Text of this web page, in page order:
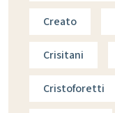
Creato
Crisitani
Cristoforetti